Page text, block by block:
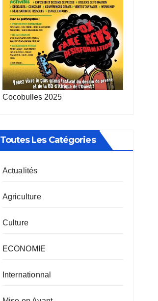
Cocobulles 2025
Toutes Les Catégories
Actualités
Agriculture
Culture
ECONOMIE
Internationnal